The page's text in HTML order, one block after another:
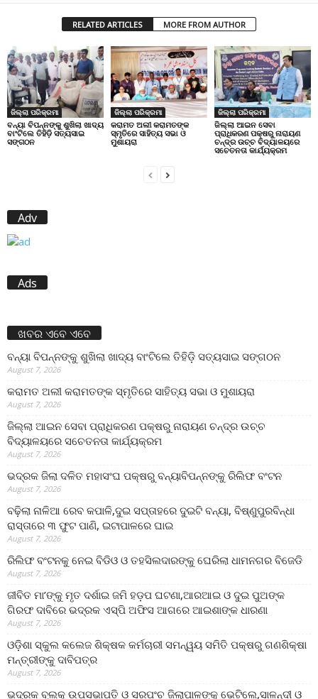
RELATED ARTICLES MORE FROM AUTHOR
ଜିଲ୍ଲା ପରିକ୍ରମା
ବନ୍ୟା ବିପନ୍ନଙ୍କୁ ଶୁଖିଲା ଖାଦ୍ୟ
ବାଂଟିଲେ ତିହିଡି଼ ସତ୍ୟସାଇ
ସଙ୍ଗଠନ
ଜିଲ୍ଲା ପରିକ୍ରମା
କରାମତ ଅଲୀ କରାମତଙ୍କ
ସ୍ମୃତିରେ ସାହିତ୍ୟ ସଭା ଓ
ମୁଶାୟରା
ଜିଲ୍ଲା ପରିକ୍ରମା
ଜିଲ୍ଲା ଆଇନ ସେବା
ପ୍ରାଧିକରଣ ପକ୍ଷରୁ ନାରାୟଣ
ଚନ୍ଦ୍ର ଉଚ୍ଚ ବିଦ୍ୟାଳୟରେ
ସଚେତନତା କାର୍ଯ୍ୟକ୍ରମ
Adv
Ads
ଖବର ଏବେ ଏବେ
ବନ୍ୟା ବିପନ୍ନଙ୍କୁ ଶୁଖିଲା ଖାଦ୍ୟ ବାଂଟିଲେ ତିହିଡି଼ ସତ୍ୟସାଇ ସଙ୍ଗଠନ
August 7, 2026
କରାମତ ଅଲୀ କରାମତଙ୍କ ସ୍ମୃତିରେ ସାହିତ୍ୟ ସଭା ଓ ମୁଶାୟରା
August 7, 2026
ଜିଲ୍ଲା ଆଇନ ସେବା ପ୍ରାଧିକରଣ ପକ୍ଷରୁ ନାରାୟଣ ଚନ୍ଦ୍ର ଉଚ୍ଚ
ବିଦ୍ୟାଳୟରେ ସଚେତନତା କାର୍ଯ୍ୟକ୍ରମ
August 7, 2026
ଭଦ୍ରକ ଜିଲା ଦଳିତ ମହାସଂଘ ପକ୍ଷରୁ ବନ୍ୟାବିପନ୍ନଙ୍କୁ ରିଲିଫ ବଂଟନ
August 7, 2026
ବଢ଼ିଲା ନାଳିଆ ରେବ କପାଳି,ଦୁଇ ସପ୍ତାହରେ ଦୁଇଟି ବନ୍ୟା, ବିଷ୍ଣୁପୁରବିନ୍ଧା
ରାସ୍ତାରେ ୩ ଫୁଟ ପାଣି, ଇଟାପାଳରେ ଘାଇ
August 7, 2026
ରିଲିଫ ବଂଟନକୁ ନେଇ ବିଡିଓ ଓ ତହସିଲଦାରଙ୍କୁ ଘେରିଲା ଧାମନଗର ବିଜେଡି
August 7, 2026
ଜୀବିତ ମା’ଙ୍କୁ ମୃତ ଦର୍ଶାଇ ଜମି ହଡ଼ପ ଘଟଣା,ଆରଆଇ ଓ ଦୁଇ ପୁଅଙ୍କ
ଗିରଫ ଦାବିରେ ଭଦ୍ରକ ଏସ୍‌ପି ଅଫିସ ଆଗରେ ଆଇଶାଙ୍କ ଧାରଣା
August 7, 2026
ଓଡ଼ିଶା ସ୍କୁଲ କଲେଜ ଶିକ୍ଷକ କର୍ମଚାରୀ ସମନ୍ୱୟ ସମିତି ପକ୍ଷରୁ ଗଣଶିକ୍ଷା
ମନ୍ତ୍ରୀଙ୍କୁ ଦାବିପତ୍ର
August 7, 2026
ଭଦ୍ରକ ବ୍ଲକ୍ ଉପସଭାପତି ଓ ସରପଂଚ ଜିଲାପାଳଙ୍କୁ ଭେଟିଲେ,ସାଳନ୍ଦୀ ଓ